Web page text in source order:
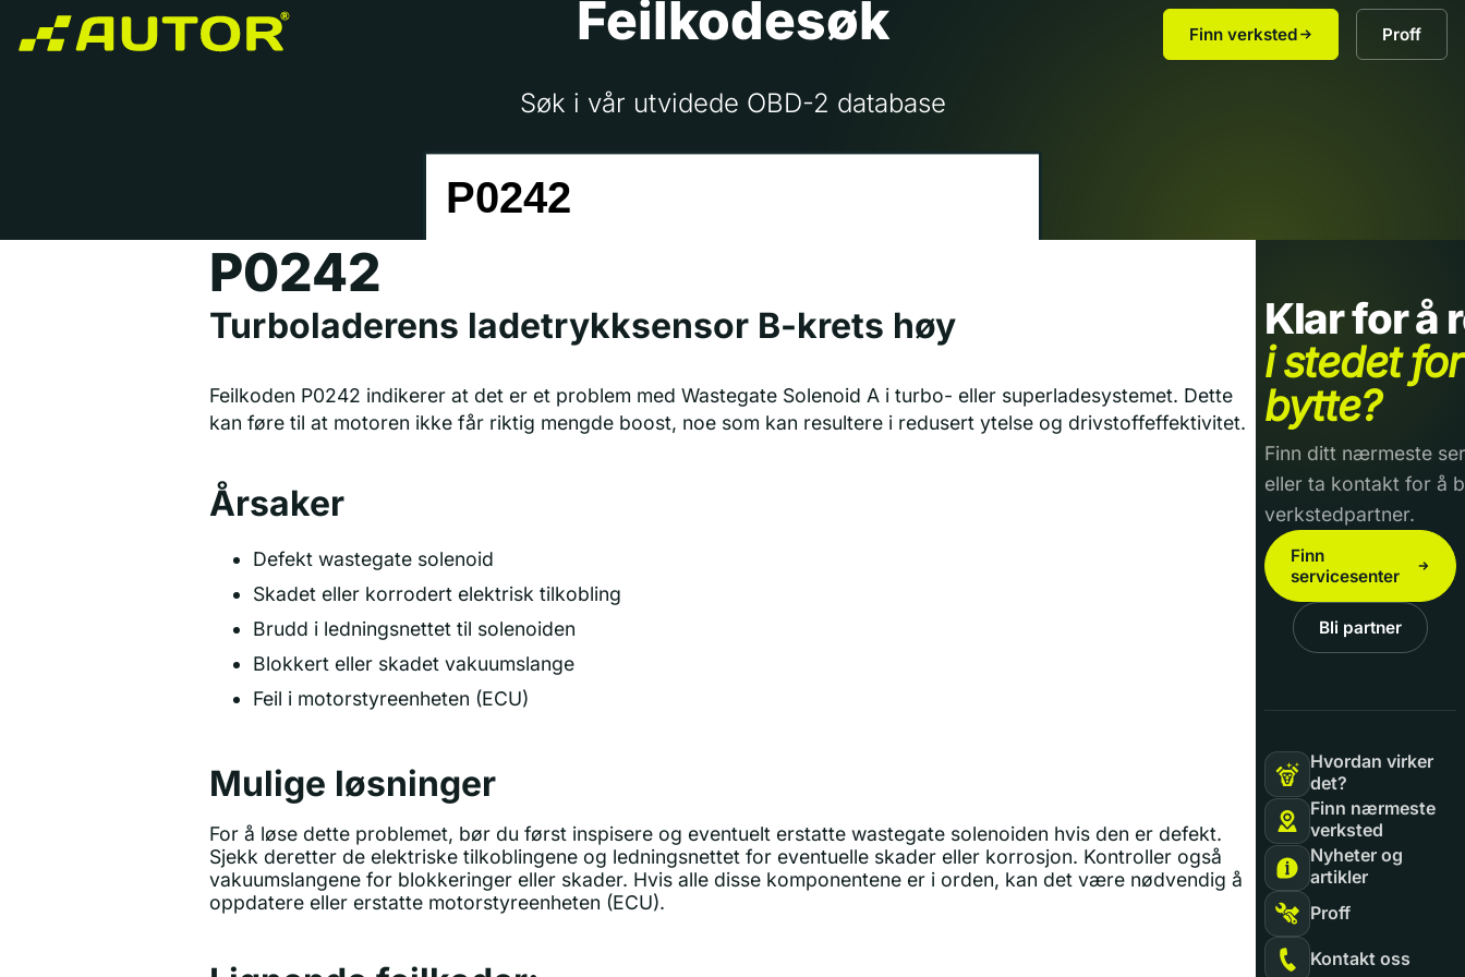
Finn verksted Proff
Feilkodesøk
Søk i vår utvidede OBD-2 database
P0242
Turboladerens ladetrykksensor B-krets høy
Feilkoden P0242 indikerer at det er et problem med Wastegate Solenoid A i turbo- eller superladesystemet. Dette
kan føre til at motoren ikke får riktig mengde boost, noe som kan resultere i redusert ytelse og drivstoffeffektivitet.
Årsaker
Defekt wastegate solenoid
Skadet eller korrodert elektrisk tilkobling
Brudd i ledningsnettet til solenoiden
Blokkert eller skadet vakuumslange
Feil i motorstyreenheten (ECU)
Mulige løsninger
For å løse dette problemet, bør du først inspisere og eventuelt erstatte wastegate solenoiden hvis den er defekt.
Sjekk deretter de elektriske tilkoblingene og ledningsnettet for eventuelle skader eller korrosjon. Kontroller også
vakuumslangene for blokkeringer eller skader. Hvis alle disse komponentene er i orden, kan det være nødvendig å
oppdatere eller erstatte motorstyreenheten (ECU).
Klar for å
i stedet
bytte?
Finn ditt nærmeste
eller ta kontakt for å
verkstedpartner.
Finn
servicesenter
Bli partner
Hvordan virker
det?
Finn nærmeste
verksted
Nyheter og
artikler
Proff
Kontakt oss